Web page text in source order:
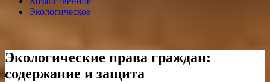
Экологическое
Экологические права граждан:
содержание и защита